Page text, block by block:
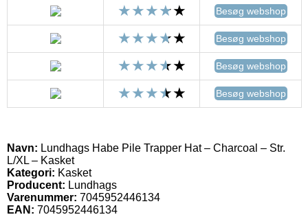
Besøg webshop
Besøg webshop
Besøg webshop
Besøg webshop
Navn: Lundhags Habe Pile Trapper Hat – Charcoal – Str.
L/XL – Kasket
Kategori: Kasket
Producent: Lundhags
Varenummer: 7045952446134
EAN: 7045952446134